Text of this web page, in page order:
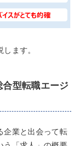
ます。
型転職エージ
企業と出会って転